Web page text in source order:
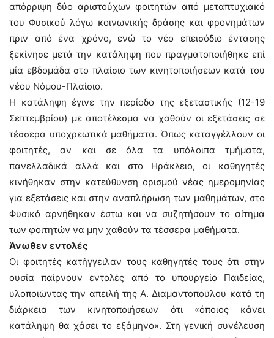
απόρριψη δύο αριστούχων φοιτητών από μεταπτυχιακό
του Φυσικού λόγω κοινωνικής δράσης και φρονημάτων
πριν από ένα χρόνο, ενώ το νέο επεισόδιο έντασης
ξεκίνησε μετά την κατάληψη που πραγματοποιήθηκε επί
μία εβδομάδα στο πλαίσιο των κινητοποιήσεων κατά του
νέου Νόμου-Πλαίσιο.
Η κατάληψη έγινε την περίοδο της εξεταστικής (12-19
Σεπτεμβρίου) με αποτέλεσμα να χαθούν οι εξετάσεις σε
τέσσερα υποχρεωτικά μαθήματα. Όπως καταγγέλλουν οι
φοιτητές, αν και σε όλα τα υπόλοιπα τμήματα,
πανελλαδικά αλλά και στο Ηράκλειο, οι καθηγητές
κινήθηκαν στην κατεύθυνση ορισμού νέας ημερομηνίας
για εξετάσεις και στην αναπλήρωση των μαθημάτων, στο
Φυσικό αρνήθηκαν έστω και να συζητήσουν το αίτημα
των φοιτητών να μην χαθούν τα τέσσερα μαθήματα.
Άνωθεν εντολές
Οι φοιτητές κατήγγειλαν τους καθηγητές τους ότι στην
ουσία παίρνουν εντολές από το υπουργείο Παιδείας,
υλοποιώντας την απειλή της Α. Διαμαντοπούλου κατά τη
διάρκεια των κινητοποιήσεων ότι «όποιος κάνει
κατάληψη θα χάσει το εξάμηνο». Στη γενική συνέλευση